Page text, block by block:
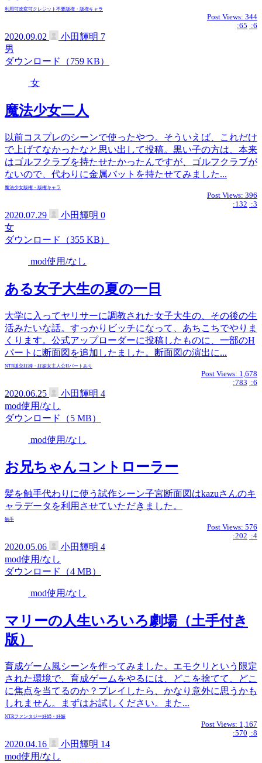
利用可改変可クレジット不要版権・版権キャラ
Post Views: 344
:65 :6
2020.09.02 小田輝明 7
男
ダウンロード（759 KB）
女
魔法少女二人
以前コスプレのシーンで使ったやつ。そういえば、これだけ
で上げてなかったなと思い出して投稿。黒い子の方は、本来
はゴルフクラブを持たせたかったんですが、ゴルフクラブが
ないので、代わりに金属バットを持たせてみました...
魔法少女版権・版権キャラ
Post Views: 396
:132 :3
2020.07.29 小田輝明 0
女
ダウンロード（355 KB）
mod使用/なし
ある女子大生の夏の一日
大学に入ってヤリサーに調教された女子大生の、その後の生
活みたいな話。すっかりビッチになって、あちこちでやりま
くります。公式アップローダーに投稿したものに、一部のH
パートに断面図を追加したました。断面図の演出に...
NTR援交妊婦・妊娠女主人公Hパートあり
Post Views: 1,678
:783 :6
2020.06.25 小田輝明 4
mod使用/なし
ダウンロード（5 MB）
mod使用/なし
お兄ちゃんコントローラー
髪を触手代わりに使う試作シーン子宮断面図はkazuさんのキ
ャラデータを利用させていただきました。
触手
Post Views: 576
:202 :4
2020.05.06 小田輝明 4
mod使用/なし
ダウンロード（4 MB）
mod使用/なし
マリーの人生いろいろ劇場（土手付き
版）
育成ゲーム風シーンを作ってみました。エモクリという限定
された環境で、育成ゲームをやるには、どこを捨てて、どこ
に焦点を当てるのか？プレイしたら、かなり意外に思うかも
しれません。まずはお試しください。また...
NTRファンタジー妊婦・妊娠
Post Views: 1,167
:570 :8
2020.04.16 小田輝明 14
mod使用/なし